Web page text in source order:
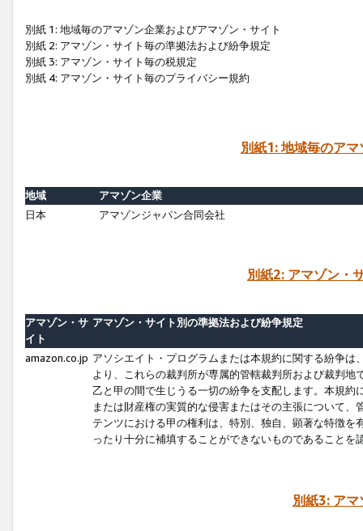
別紙 1: 地域毎のアマゾン企業およびアマゾン・サイト
別紙 2: アマゾン・サイト毎の準拠法および紛争規定
別紙 3: アマゾン・サイト毎の税規定
別紙 4: アマゾン・サイト毎のプライバシー規約
別紙1: 地域毎のア
地域
アマゾン企業
日本
アマゾンジャパン合同会社
別紙2: アマゾン・
アマゾン・サ
イト
アマゾン・サイト別の準拠法および紛争規定
amazon.co.jp アソシエイト・プログラムまたは本規約に関する紛争
より、これらの裁判所が専属的管轄裁判所および裁判
乙と甲の間で生じうる一切の紛争を支配します。本規
または財産権の実質的な侵害またはその主張について
テンツにおける甲の権利は、特別、独自、顕著な特徴
ったり十分に補填することができないものであることを
別紙3: ア